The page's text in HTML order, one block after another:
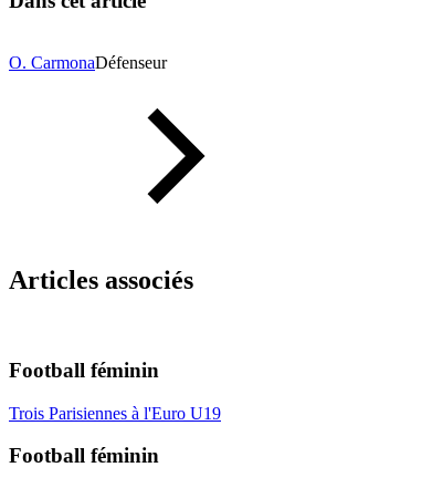
O. CarmonaDéfenseur
Articles associés
Football féminin
Trois Parisiennes à l'Euro U19
Football féminin